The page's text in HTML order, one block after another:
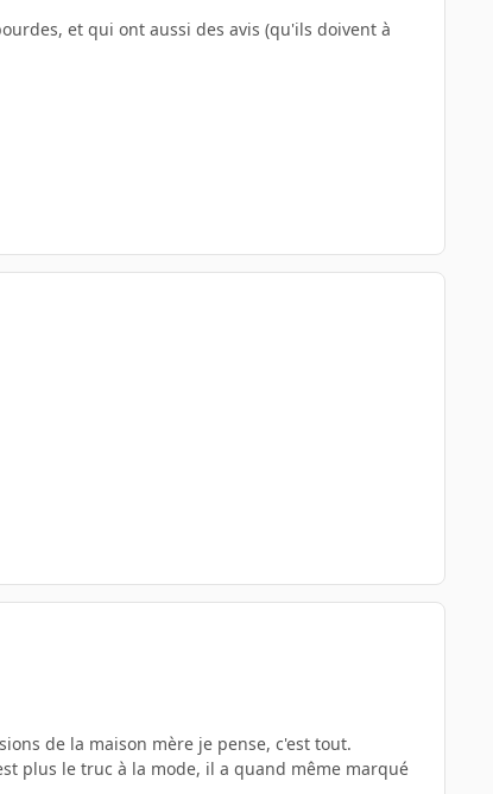
et qui ont aussi des avis (qu'ils doivent à
de la maison mère je pense, c'est tout.
plus le truc à la mode, il a quand même marqué